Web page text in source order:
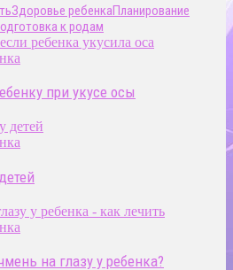
Здоровье ребенкаПланирование
к родам
при укусе осы
на глазу у ребенка?